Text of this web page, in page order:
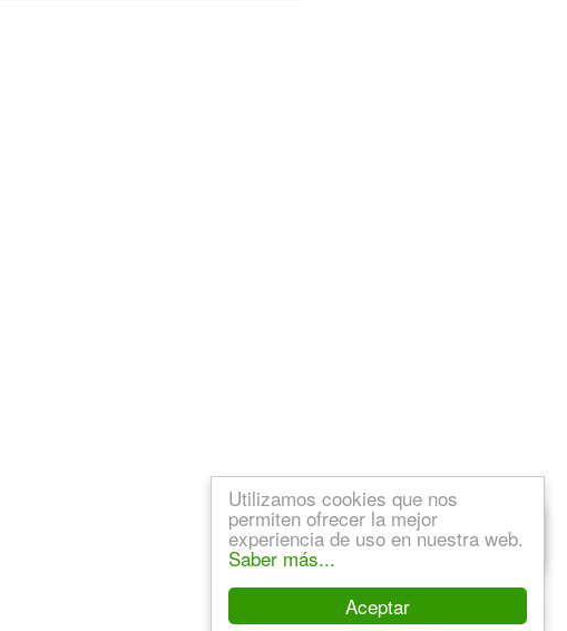
Aceptar
Utilizamos cookies que nos
permiten ofrecer la mejor
experiencia de uso en nuestra web.
Saber más...
💬 ¿Sabías que puedes
pedido por WhatsApp , sin
necesidad de registrarte?
WhatsApp